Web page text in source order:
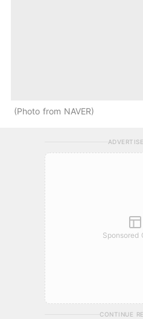
Photo from NAVER
Sponsored
CONTINUE